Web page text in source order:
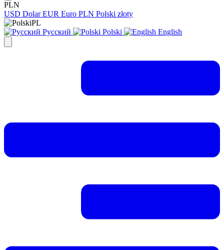
PLN
USD Dolar EUR Euro PLN Polski złoty
PL
Русский
Polski English